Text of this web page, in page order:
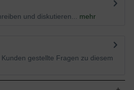
und diskutieren...
mehr
gestellte Fragen zu diesem